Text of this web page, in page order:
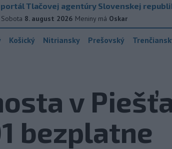
Tlačovej agentúry Slovenskej
Sobota 8. august 2026 Meniny má Oskar
Košický Nitriansky Prešovský
v
bezplatne